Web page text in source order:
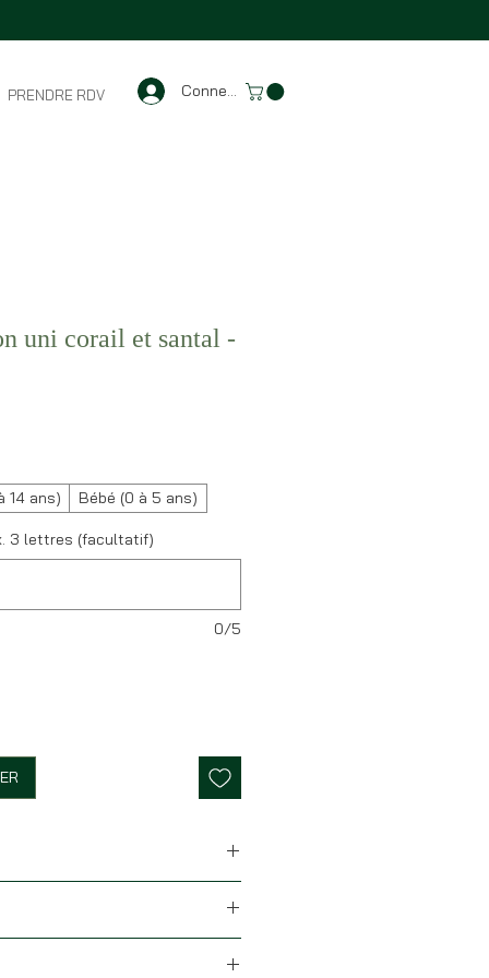
Connexion
PRENDRE RDV
uni corail et santal -
14 ans) Bébé (0 à 5 ans)
3 lettres (facultatif)
0/5
100% coton coloris santal
coton coloris corail